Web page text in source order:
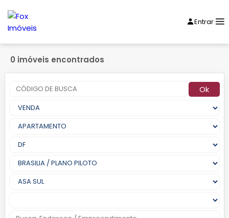
Entrar
0 imóveis encontrados
Ok